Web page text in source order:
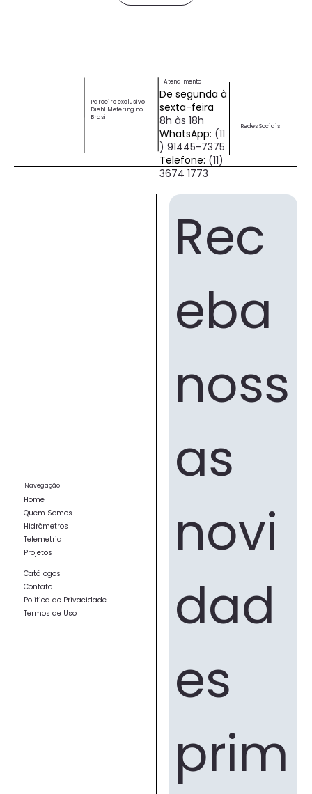
Atendimento
De segunda à
sexta-feira
8h às 18h
WhatsApp: (11
) 91445-7375
Telefone: (11)
3674 1773
Parceiro exclusivo
Diehl Metering no
Brasil
Redes Sociais
Navegação
Rec
eba
noss
as
novi
dad
es
prim
Home
Quem Somos
Hidrômetros
Telemetria
Projetos
Catálogos
Contato
Politica de Privacidade
Termos de Uso